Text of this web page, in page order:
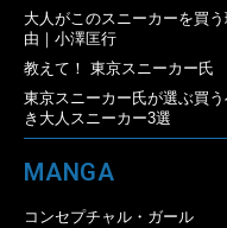
大人がこのスニーカーを買う
由｜小澤匡行
教えて！ 東京スニーカー氏
東京スニーカー氏が選ぶ買
き大人スニーカー3選
MANGA
コンセプチャル・ガール